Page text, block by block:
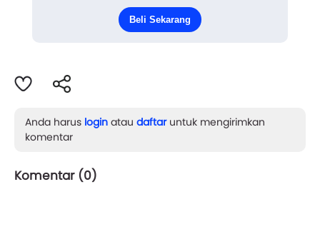
ibuku tak puas dengan uang kiriman? Padahal sudah
Beli Sekarang
Anda harus login atau daftaruntuk mengirimkan
komentar
Komentar (0)